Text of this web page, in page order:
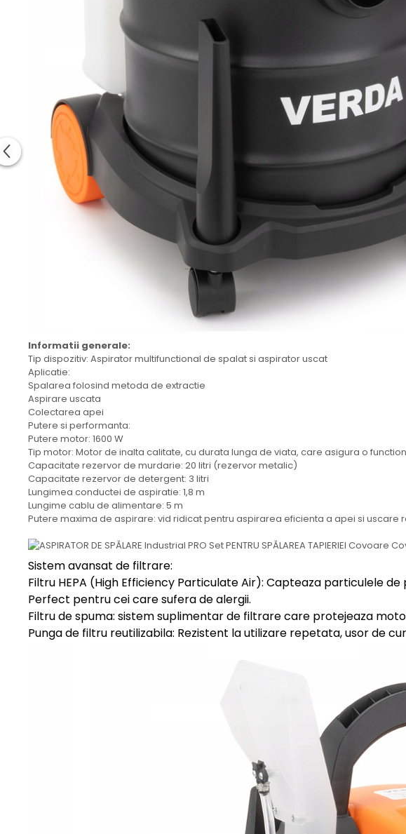
Informatii generale:
Tip dispozitiv: Aspirator multifunctional de spalat si aspirator uscat
Aplicatie:
Spalarea folosind metoda de extractie
Aspirare uscata
Colectarea apei
Putere si performanta:
Putere motor: 1600 W
Tip motor: Motor de inalta calitate, cu durata lunga de viata, care asigura o
Capacitate rezervor de murdarie: 20 litri (rezervor metalic)
Capacitate rezervor de detergent: 3 litri
Lungimea conductei de aspiratie: 1,8 m
Lungime cablu de alimentare: 5 m
Putere maxima de aspirare: vid ridicat pentru aspirarea eficienta a apei si uscare
Sistem avansat de filtrare:
Filtru HEPA (High Efficiency Particulate Air): Capteaza particulele
Perfect pentru cei care sufera de alergii.
Filtru de spuma: sistem suplimentar de filtrare care protejeaza
Punga de filtru reutilizabila: Rezistent la utilizare repetata, usor de